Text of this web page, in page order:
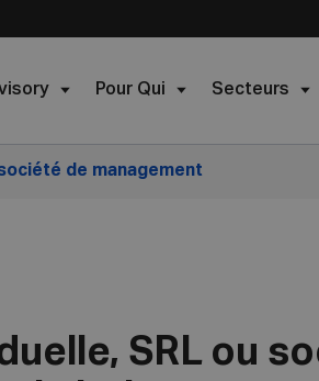
Pour Qui Secteurs
de management
SRL ou